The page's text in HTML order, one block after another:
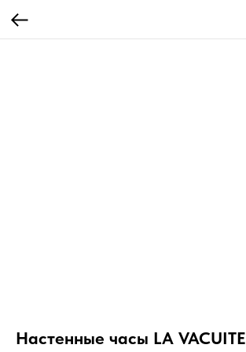
Настенные часы LA VACUITE